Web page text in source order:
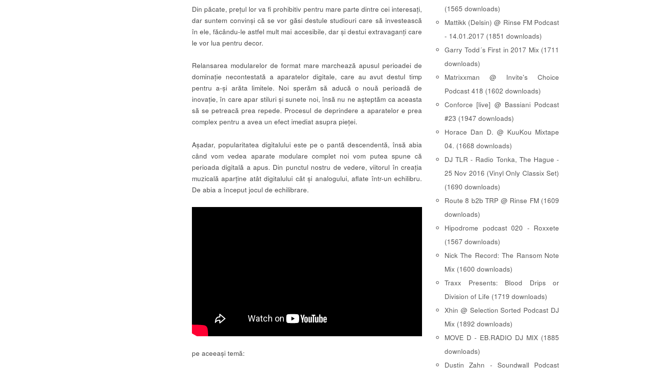
Din păcate, prețul lor va fi prohibitiv pentru mare parte dintre cei interesați,
dar suntem convinși că se vor găsi destule studiouri care să investească
în ele, făcându-le astfel mult mai accesibile, dar și destui extravaganți care
le vor lua pentru decor.
Relansarea modularelor de format mare marchează apusul perioadei de
dominație necontestată a aparatelor digitale, care au avut destul timp
pentru a-și arăta limitele. Noi sperăm să aducă o nouă perioadă de
inovație, în care apar stiluri și sunete noi, însă nu ne așteptăm ca aceasta
să se petreacă prea repede. Procesul de deprindere a aparatelor e prea
complex pentru a avea un efect imediat asupra pieței.
Așadar, popularitatea digitalului este pe o pantă descendentă, însă abia
când vom vedea aparate modulare complet noi vom putea spune că
perioada digitală a apus. Din punctul nostru de vedere, viitorul în creația
muzicală aparține atât digitalului cât și analogului, aflate într-un echilibru.
De abia a început jocul de echilibrare.
pe aceeași temă:
(1565 downloads)
Mattikk (Delsin) @ Rinse FM Podcast
- 14.01.2017 (1851 downloads)
Garry Todd´s First in 2017 Mix (1711
downloads)
Matrixxman @ Invite's Choice
Podcast 418 (1602 downloads)
Conforce [live] @ Bassiani Podcast
#23 (1947 downloads)
Horace Dan D. @ KuuKou Mixtape
04. (1668 downloads)
DJ TLR - Radio Tonka, The Hague -
25 Nov 2016 (Vinyl Only Classix Set)
(1690 downloads)
Route 8 b2b TRP @ Rinse FM (1609
downloads)
Hipodrome podcast 020 - Roxxete
(1567 downloads)
Nick The Record: The Ransom Note
Mix (1600 downloads)
Traxx Presents: Blood Drips or
Division of Life (1719 downloads)
Xhin @ Selection Sorted Podcast DJ
Mix (1892 downloads)
MOVE D - EB.RADIO DJ MIX (1885
downloads)
Dustin Zahn - Soundwall Podcast